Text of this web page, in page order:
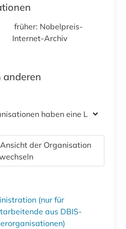
früher: Nobelpreis-
Internet-Archiv
anderen
haben eine Lizenz
der Organisation
(nur für
aus DBIS-